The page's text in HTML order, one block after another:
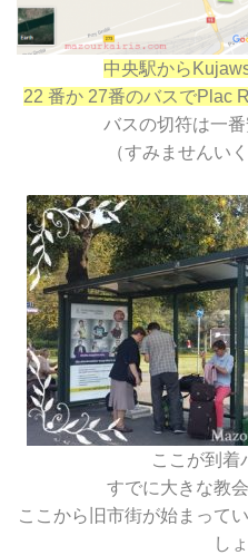
中央駅から
22 番か 27番のバスでPlac
バスの切符は一番
（すみませんい
ここが到着
すでに大きな教
ここから旧市街が始まって
し